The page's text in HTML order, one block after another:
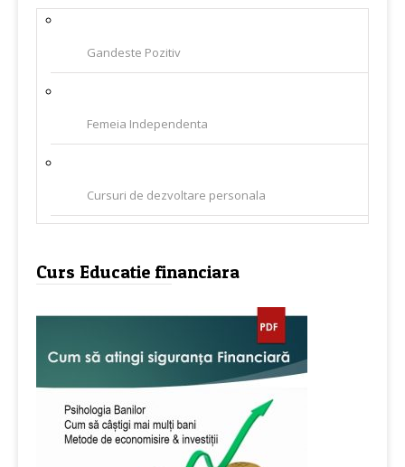
Gandeste Pozitiv
Femeia Independenta
Cursuri de dezvoltare personala
Curs Educatie financiara